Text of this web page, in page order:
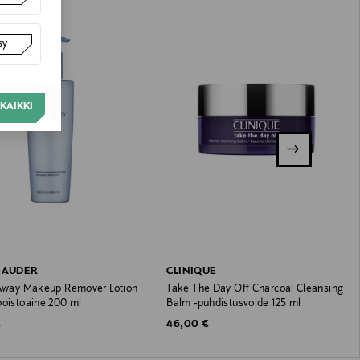
Makeup Remover Lotion
200 ml
CLINIQUE
Take The Day Off Charcoal Cleansing
Balm -puhdistusvoide 125 ml
Original Price
46,00 €